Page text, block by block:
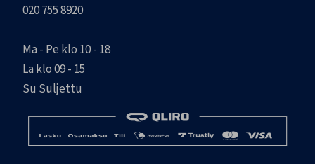
020 755 8920
Ma - Pe klo 10 - 18
La klo 09 - 15
Su Suljettu